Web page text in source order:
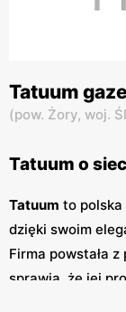
Tatuum
(pow. Żory, woj.
Tatuum o
Tatuum to polska
dzięki swoim
Firma powstała
sprawia, że jej
jakością i